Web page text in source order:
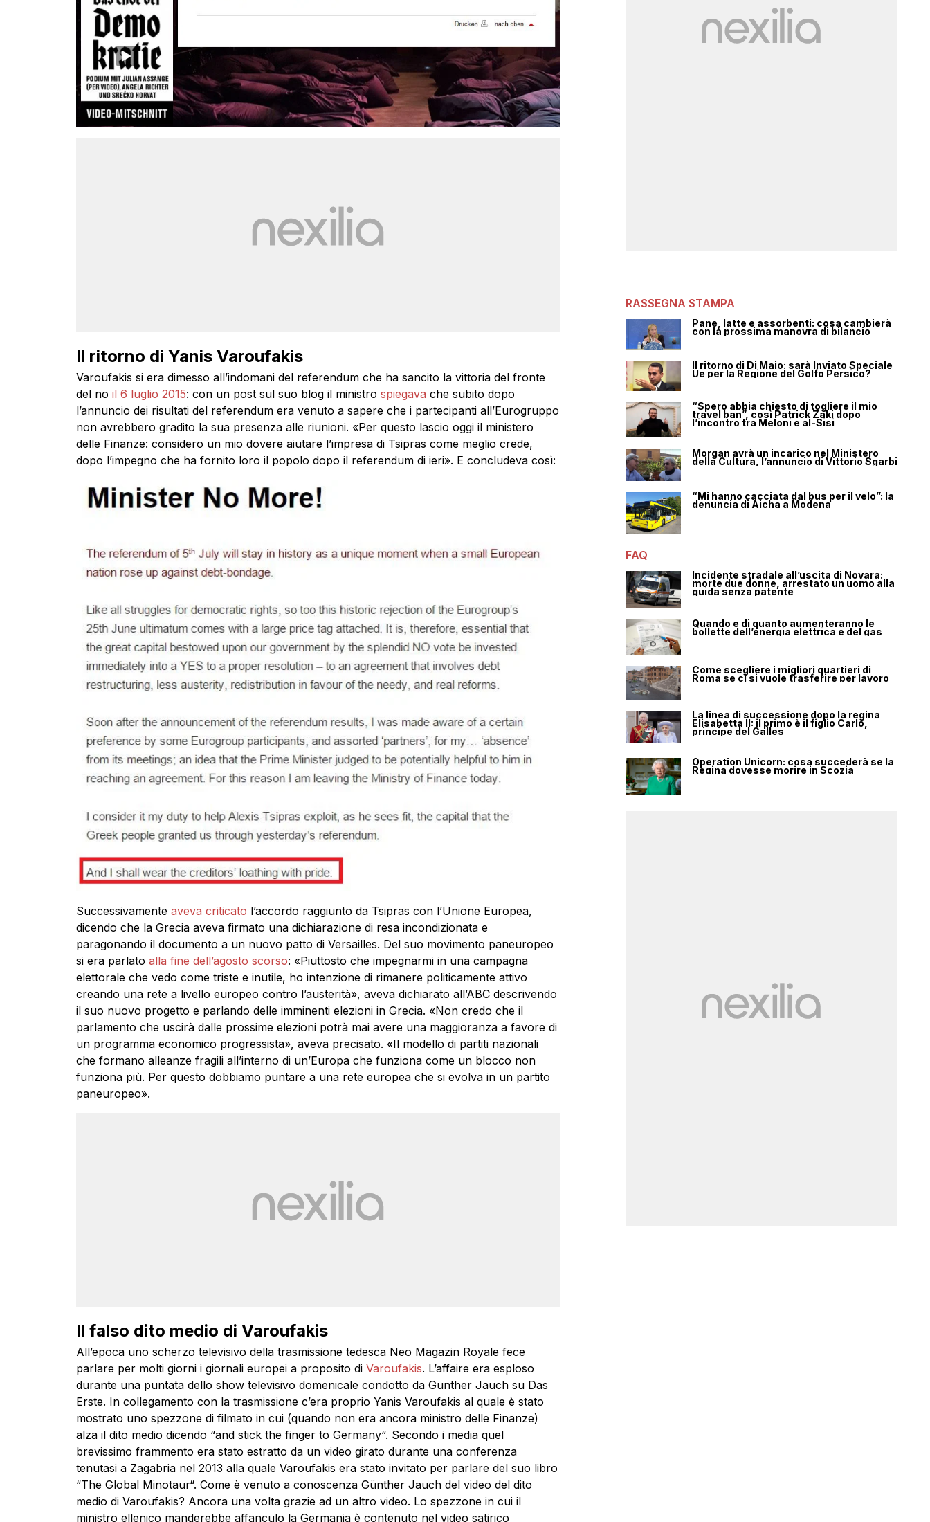
Il ritorno di Yanis Varoufakis
Varoufakis si era dimesso all’indomani del referendum che ha sancito la vittoria del fronte
del no il 6 luglio 2015: con un post sul suo blog il ministro spiegava che subito dopo
l’annuncio dei risultati del referendum era venuto a sapere che i partecipanti all’Eurogruppo
non avrebbero gradito la sua presenza alle riunioni. «Per questo lascio oggi il ministero
delle Finanze: considero un mio dovere aiutare l’impresa di Tsipras come meglio crede,
dopo l’impegno che ha fornito loro il popolo dopo il referendum di ieri». E concludeva così:
Successivamente aveva criticato l’accordo raggiunto da Tsipras con l’Unione Europea,
dicendo che la Grecia aveva firmato una dichiarazione di resa incondizionata e
paragonando il documento a un nuovo patto di Versailles. Del suo movimento paneuropeo
si era parlato alla fine dell’agosto scorso: «Piuttosto che impegnarmi in una campagna
elettorale che vedo come triste e inutile, ho intenzione di rimanere politicamente attivo
creando una rete a livello europeo contro l’austerità», aveva dichiarato all’ABC descrivendo
il suo nuovo progetto e parlando delle imminenti elezioni in Grecia. «Non credo che il
parlamento che uscirà dalle prossime elezioni potrà mai avere una maggioranza a favore di
un programma economico progressista», aveva precisato. «Il modello di partiti nazionali
che formano alleanze fragili all’interno di un’Europa che funziona come un blocco non
funziona più. Per questo dobbiamo puntare a una rete europea che si evolva in un partito
paneuropeo».
Il falso dito medio di Varoufakis
All’epoca uno scherzo televisivo della trasmissione tedesca Neo Magazin Royale fece
parlare per molti giorni i giornali europei a proposito di Varoufakis. L’affaire era esploso
durante una puntata dello show televisivo domenicale condotto da Günther Jauch su Das
Erste. In collegamento con la trasmissione c’era proprio Yanis Varoufakis al quale è stato
mostrato uno spezzone di filmato in cui (quando non era ancora ministro delle Finanze)
alza il dito medio dicendo “and stick the finger to Germany“. Secondo i media quel
brevissimo frammento era stato estratto da un video girato durante una conferenza
tenutasi a Zagabria nel 2013 alla quale Varoufakis era stato invitato per parlare del suo libro
“The Global Minotaur“. Come è venuto a conoscenza Günther Jauch del video del dito
medio di Varoufakis? Ancora una volta grazie ad un altro video. Lo spezzone in cui il
ministro ellenico manderebbe affanculo la Germania è contenuto nel video satirico
RASSEGNA STAMPA
Pane, latte e assorbenti: cosa cambierà
con la prossima manovra di bilancio
Il ritorno di Di Maio: sarà Inviato Speciale
Ue per la Regione del Golfo Persico?
“Spero abbia chiesto di togliere il mio
travel ban”, così Patrick Zaki dopo
l’incontro tra Meloni e al-Sisi
Morgan avrà un incarico nel Ministero
della Cultura, l’annuncio di Vittorio Sgarbi
“Mi hanno cacciata dal bus per il velo”: la
denuncia di Aicha a Modena
FAQ
Incidente stradale all’uscita di Novara:
morte due donne, arrestato un uomo alla
guida senza patente
Quando e di quanto aumenteranno le
bollette dell’energia elettrica e del gas
Come scegliere i migliori quartieri di
Roma se ci si vuole trasferire per lavoro
La linea di successione dopo la regina
Elisabetta II: il primo è il figlio Carlo,
principe del Galles
Operation Unicorn: cosa succederà se la
Regina dovesse morire in Scozia